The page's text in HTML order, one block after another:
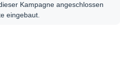
Kampagne angeschlossen
eingebaut.